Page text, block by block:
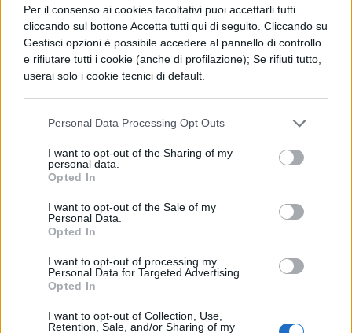
Per il consenso ai cookies facoltativi puoi accettarli tutti
cliccando sul bottone Accetta tutti qui di seguito. Cliccando su
Gestisci opzioni è possibile accedere al pannello di controllo
e rifiutare tutti i cookie (anche di profilazione); Se rifiuti tutto,
userai solo i cookie tecnici di default.
Personal Data Processing Opt Outs
I want to opt-out of the Sharing of my
personal data.
Opted In
I want to opt-out of the Sale of my
Personal Data.
Opted In
I want to opt-out of processing my
Personal Data for Targeted Advertising.
Opted In
I want to opt-out of Collection, Use,
Retention, Sale, and/or Sharing of my
Religione collegamenti:la pietra della
resurrezione: le religioni e l’aldilà
TESINA MATURITÀ
DELLA SAGA DI HARRY
POTTER
dove potrai davvero spaziare:
Italiano collegamenti:
i problemi di
traduzione: i nomi dei personaggi che
indicano il carattere, i nomi evocativi